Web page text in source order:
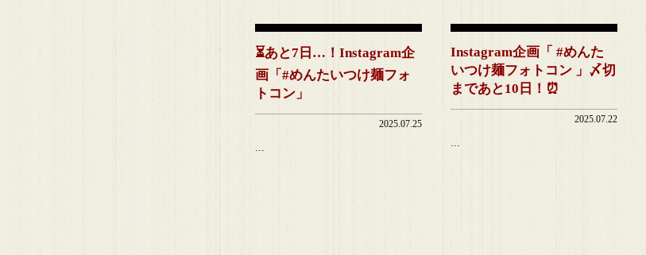
⏳あと7日…！Instagram企
画「#めんたいつけ麺フォ
トコン」
2025.07.25
...
Instagram企画「 #めんた
いつけ麺フォトコン 」〆切
まであと10日！⏰
2025.07.22
...